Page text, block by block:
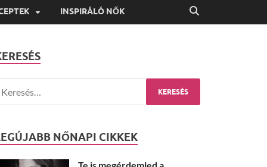
INSPIRÁLÓ NŐK
NŐNAPI CIKKEK